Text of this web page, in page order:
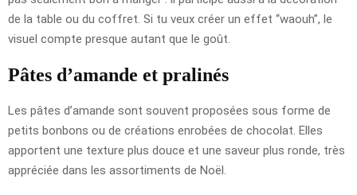
de la table ou du coffret. Si tu veux créer un effet “waouh”, le
visuel compte presque autant que le goût.
Pâtes d’amande et pralinés
Les pâtes d’amande sont souvent proposées sous forme de
petits bonbons ou de créations enrobées de chocolat. Elles
apportent une texture plus douce et une saveur plus ronde, très
appréciée dans les assortiments de Noël.